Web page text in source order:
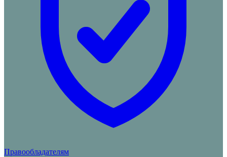
Правообладателям